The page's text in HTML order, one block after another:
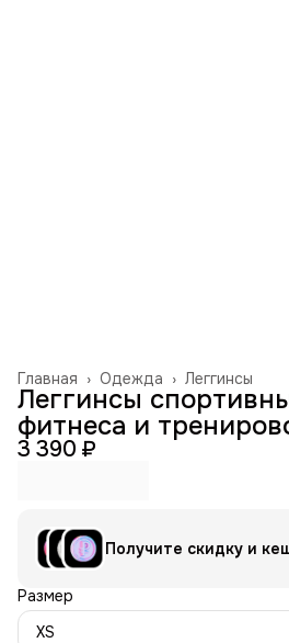
Леггинсы
Одежда ›
Главная ›
Леггинсы
фитнеса и
3 390 ₽
Получите скидку и
Размер
XS